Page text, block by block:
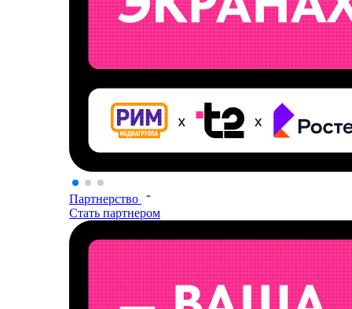
Партнерство
Стать партнером